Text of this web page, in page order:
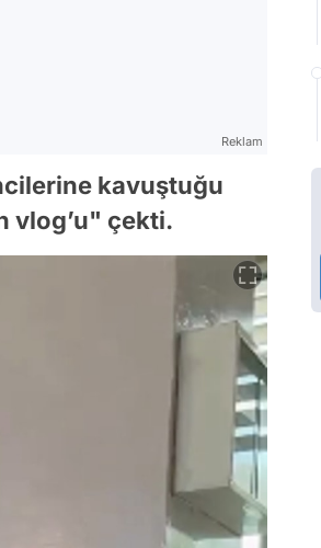
Reklam
kavuştuğu
vlog’u" çekti.